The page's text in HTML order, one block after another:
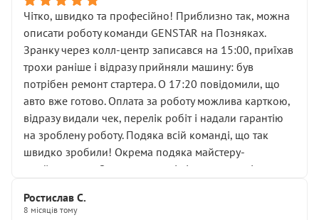
ущільнювачів.
Що прикро — це не перший мій візит. Раніше міняв у
вас стартер, і тоді сервіс наче справив хороше
враження. Але згодом знайшов декілька гайок під
лобовим склом. Мені пояснили, що це “старі гайки, які
відкручували”, і попросили не хвилюватися. ( надіюсь
новий власник, не застяг в полі))
Але після нинішнього візиту такі дрібниці вже не
здаються дрібницями.
Я — клієнт, який працює на довірі, і саме її цей сервіс
Хотілося б більше:
• належної уваги до авто
Чітко, швидко та професійно! Приблизно так, можна
описати роботу команди GENSTAR на Позняках.
Зранку через колл-центр записався на 15:00, приїхав
трохи раніше і відразу прийняли машину: був
потрібен ремонт стартера. О 17:20 повідомили, що
авто вже готово. Оплата за роботу можлива карткою,
відразу видали чек, перелік робіт і надали гарантію
на зроблену роботу. Подяка всій команді, що так
швидко зробили! Окрема подяка майстеру-
приймальнику Олександру: всі чітко та по суті.
звертатися до цього автосервісу.
Ростислав С.
8 місяців тому